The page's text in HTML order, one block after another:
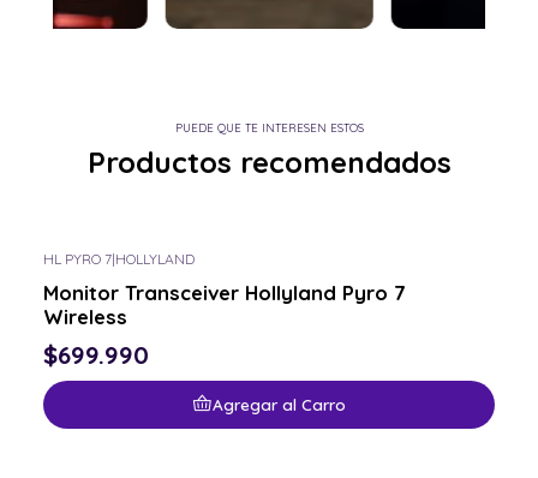
PUEDE QUE TE INTERESEN ESTOS
Productos recomendados
HL PYRO 7|HOLLYLAND
Monitor Transceiver Hollyland Pyro 7
Wireless
$699.990
Agregar al Carro